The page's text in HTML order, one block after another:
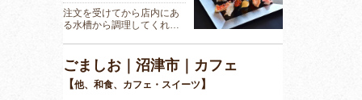
注文を受けてから店内にあ
る水槽から調理してくれ…
ごましお｜沼津市｜カフェ
【他、和食、カフェ・スイーツ 】